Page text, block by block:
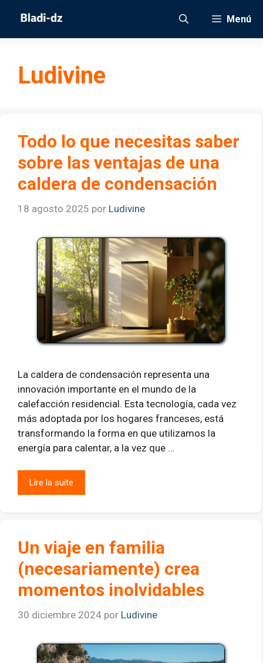
contenido
Menú
Ludivine
Todo lo que necesitas saber
sobre las ventajas de una
caldera de condensación
18 agosto 2025 por Ludivine
La caldera de condensación representa una
innovación importante en el mundo de la
calefacción residencial. Esta tecnología, cada vez
más adoptada por los hogares franceses, está
transformando la forma en que utilizamos la
energía para calentar, a la vez que …
Lire la suite
Un viaje en familia
(necesariamente) crea
momentos inolvidables
30 diciembre 2024 por Ludivine